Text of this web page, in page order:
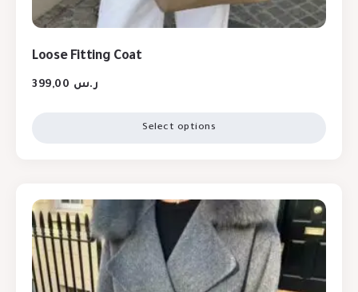
Loose Fitting Coat
ر.س
Select options